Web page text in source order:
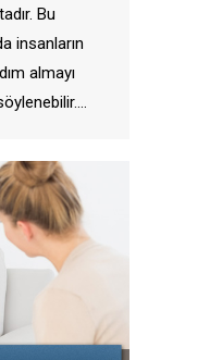
Bu
insanların
almayı